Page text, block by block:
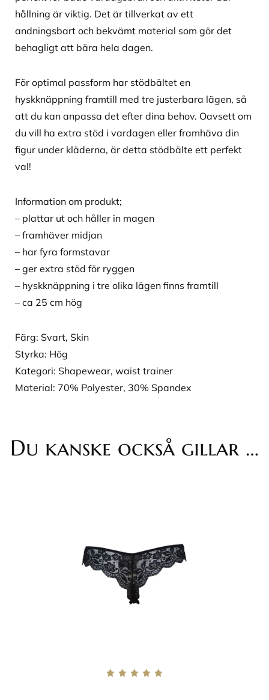
hållning är viktig. Det är tillverkat av ett
andningsbart och bekvämt material som gör det
behagligt att bära hela dagen.
För optimal passform har stödbältet en
hyskknäppning framtill med tre justerbara lägen, så
att du kan anpassa det efter dina behov. Oavsett om
du vill ha extra stöd i vardagen eller framhäva din
figur under kläderna, är detta stödbälte ett perfekt
val!
Information om produkt;
– plattar ut och håller in magen
– framhäver midjan
– har fyra formstavar
– ger extra stöd för ryggen
– hyskknäppning i tre olika lägen finns framtill
– ca 25 cm hög
Färg: Svart, Skin
Styrka: Hög
Kategori: Shapewear, waist trainer
Material: 70% Polyester, 30% Spandex
Du kanske också gillar …